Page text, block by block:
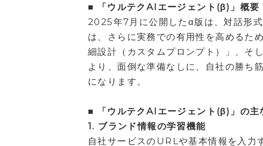
■ 「ウルテクAIエージェント(β)」概要
2025年7月に公開したα版は、対話形
は、さらに実務での有用性を高めるた
細設計（カスタムプロンプト）」、そ
より、面倒な準備なしに、自社の勝ち
になります。
■ 「ウルテクAIエージェント(β)」の主
1. ブランド情報の学習機能
自社サービスのURLや基本情報を入力